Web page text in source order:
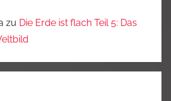
zu Die Erde ist flach Teil 5: Das